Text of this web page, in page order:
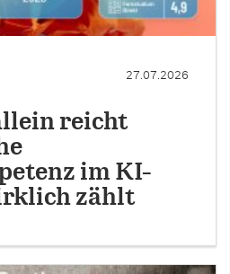
27.07.2026
reicht
im KI-
zählt